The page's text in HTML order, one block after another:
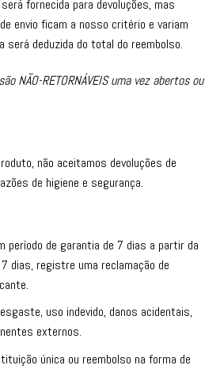
fornecida para devoluções, mas
envio ficam a nosso critério e variam
será deduzida do total do reembolso.
NÃO-RETORNÁVEIS uma vez abertos ou
não aceitamos devoluções de
de higiene e segurança.
período de garantia de 7 dias a partir da
dias, registre uma reclamação de
uso indevido, danos acidentais,
externos.
única ou reembolso na forma de